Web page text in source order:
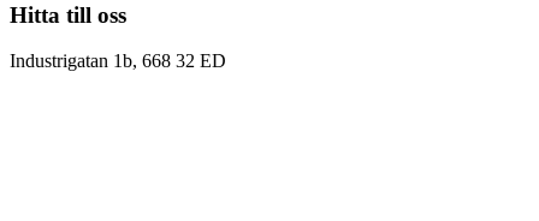
Hitta till oss
Industrigatan 1b, 668 32 ED